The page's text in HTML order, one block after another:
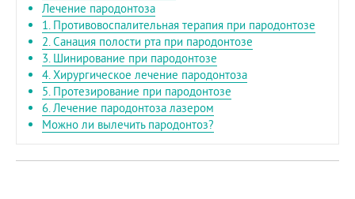
Лечение пародонтоза
1. Противовоспалительная терапия при пародонтозе
2. Санация полости рта при пародонтозе
3. Шинирование при пародонтозе
4. Хирургическое лечение пародонтоза
5. Протезирование при пародонтозе
6. Лечение пародонтоза лазером
Можно ли вылечить пародонтоз?